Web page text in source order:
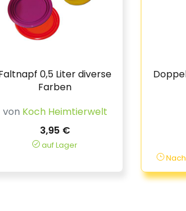
0,5 Liter diverse
Farben
von Koch Heimtierwelt
3,95 €
auf Lager